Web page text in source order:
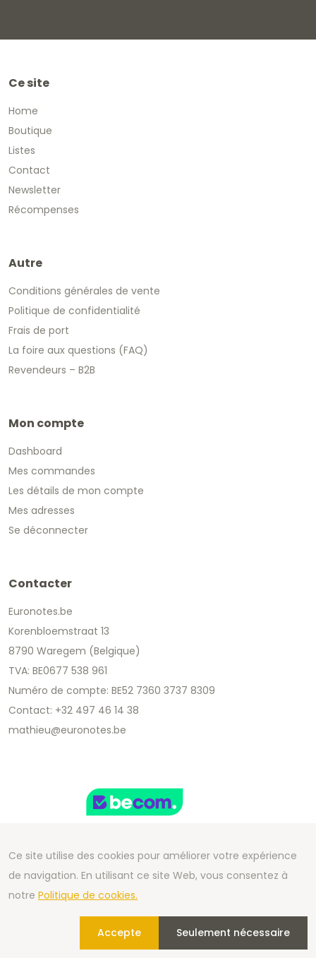
Ce site
Home
Boutique
Listes
Contact
Newsletter
Récompenses
Autre
Conditions générales de vente
Politique de confidentialité
Frais de port
La foire aux questions (FAQ)
Revendeurs – B2B
Mon compte
Dashboard
Mes commandes
Les détails de mon compte
Mes adresses
Se déconnecter
Contacter
Euronotes.be
Korenbloemstraat 13
8790 Waregem (Belgique)
TVA: BE0677 538 961
Numéro de compte: BE52 7360 3737 8309
Contact: +32 497 46 14 38
mathieu@euronotes.be
Copyright 2026 We Can Do Better Online BV
Development by2mprove
Ce site utilise des cookies pour améliorer votre expérience
de navigation. En utilisant ce site Web, vous consentez à
notre Politique de cookies.
Accepte Seulement nécessaire